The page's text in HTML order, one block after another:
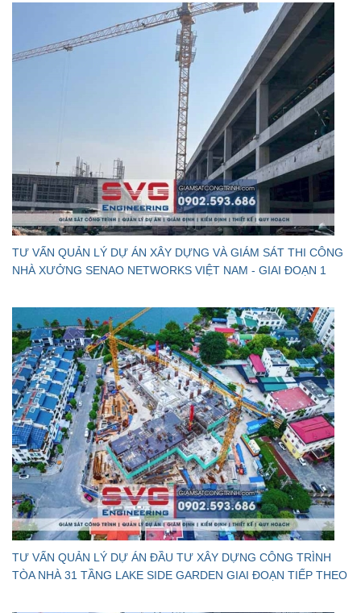
TƯ VẤN QUẢN LÝ DỰ ÁN XÂY DỰNG VÀ GIÁM SÁT THI CÔNG
NHÀ XƯỞNG SENAO NETWORKS VIỆT NAM - GIAI ĐOẠN 1
TƯ VẤN QUẢN LÝ DỰ ÁN ĐẦU TƯ XÂY DỰNG CÔNG TRÌNH
TÒA NHÀ 31 TẦNG LAKE SIDE GARDEN GIAI ĐOẠN TIẾP THEO